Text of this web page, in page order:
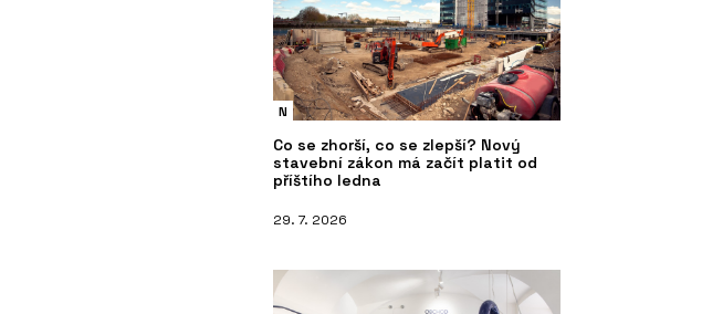
N
Co se zhorší, co se zlepší? Nový
stavební zákon má začít platit od
příštího ledna
29. 7. 2026